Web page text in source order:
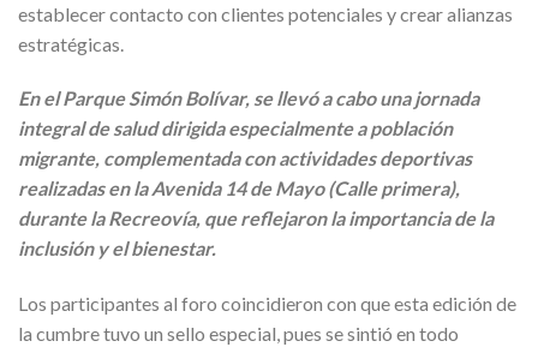
establecer contacto con clientes potenciales y crear alianzas
estratégicas.
En el Parque Simón Bolívar, se llevó a cabo una jornada
integral de salud dirigida especialmente a población
migrante, complementada con actividades deportivas
realizadas en la Avenida 14 de Mayo (Calle primera),
durante la Recreovía, que reflejaron la importancia de la
inclusión y el bienestar.
Los participantes al foro coincidieron con que esta edición de
la cumbre tuvo un sello especial, pues se sintió en todo